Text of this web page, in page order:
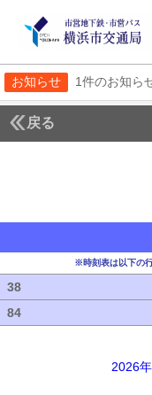
お知らせ 1件のお知ら
戻る
※時刻表は以下の
38
84
2026